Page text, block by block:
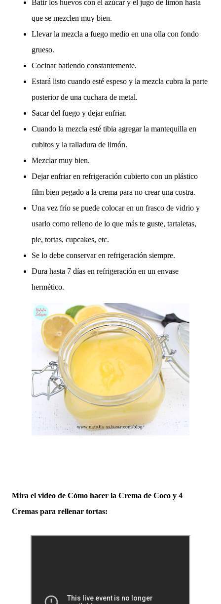
Batir los huevos con el azúcar y el jugo de limón hasta
que se mezclen muy bien.
Llevar la mezcla a fuego medio en una olla con fondo
grueso.
Cocinar batiendo constantemente.
Estará listo cuando esté espeso y la mezcla cubra la parte
posterior de una cuchara de metal.
Sacar del fuego y dejar enfriar.
Cuando la mezcla esté tibia agregar la mantequilla en
cubitos y la ralladura de limón.
Mezclar muy bien.
Dejar enfriar en refrigeración cubierto con un plástico
film bien pegado a la crema para no crear una costra.
Una vez frío se puede colocar en un frasco de vidrio y
usarlo como relleno de lo que más te guste, tartaletas,
pie, tortas, cupcakes, etc.
Se lo debe conservar en refrigeración siempre.
Dura hasta 7 días en refrigeración en un envase
hermético.
Mira el video de Cómo hacer la Crema de Coco y 4
Cremas para rellenar tortas: